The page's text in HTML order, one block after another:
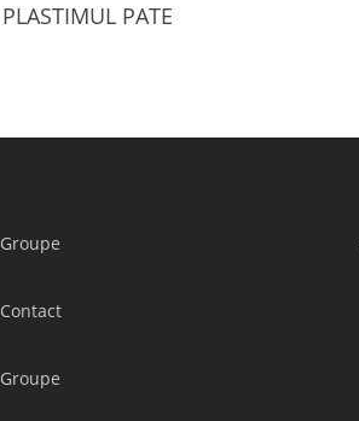
PLASTIMUL PATE
Groupe
Contact
Groupe